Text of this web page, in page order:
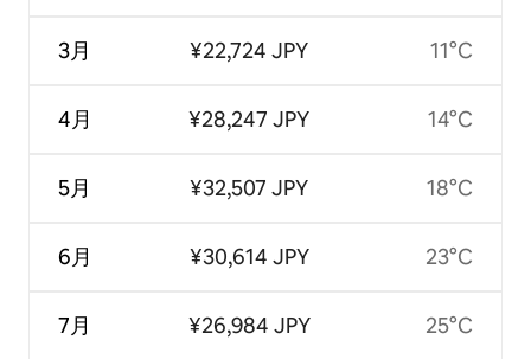
3月
4月
5月
6月
7月
¥22,724 JPY
¥28,247 JPY
¥32,507 JPY
¥30,614 JPY
¥26,984 JPY
11°C
14°C
18°C
23°C
25°C